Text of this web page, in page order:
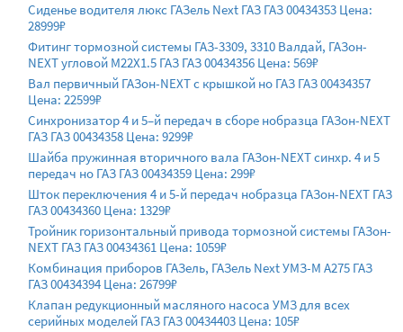
Сиденье водителя люкс ГАЗель Next ГАЗ ГАЗ 00434353 Цена:
28999₽
Фитинг тормозной системы ГАЗ-3309, 3310 Валдай, ГАЗон-
NEXT угловой М22Х1.5 ГАЗ ГАЗ 00434356 Цена: 569₽
Вал первичный ГАЗон-NEXT с крышкой но ГАЗ ГАЗ 00434357
Цена: 22599₽
Синхронизатор 4 и 5–й передач в сборе нобразца ГАЗон-NEXT
ГАЗ ГАЗ 00434358 Цена: 9299₽
Шайба пружинная вторичного вала ГАЗон-NEXT синхр. 4 и 5
передач но ГАЗ ГАЗ 00434359 Цена: 299₽
Шток переключения 4 и 5-й передач нобразца ГАЗон-NEXT ГАЗ
ГАЗ 00434360 Цена: 1329₽
Тройник горизонтальный привода тормозной системы ГАЗон-
NEXT ГАЗ ГАЗ 00434361 Цена: 1059₽
Комбинация приборов ГАЗель, ГАЗель Next УМЗ-М А275 ГАЗ
ГАЗ 00434394 Цена: 26799₽
Клапан редукционный масляного насоса УМЗ для всех
серийных моделей ГАЗ ГАЗ 00434403 Цена: 105₽